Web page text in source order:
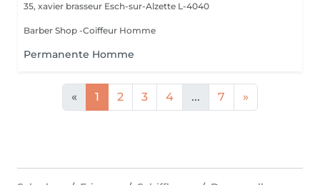
35, xavier brasseur Esch-sur-Alzette L-4040
Barber Shop -Coiffeur Homme
Permanente Homme
« 1 2 3 4 ... 7 »